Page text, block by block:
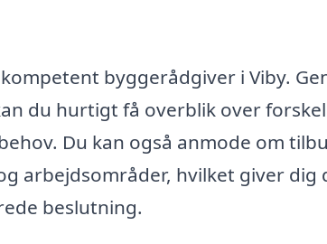
byggerådgiver i Viby.
du hurtigt få overblik over
Du kan også anmode om
arbejdsområder, hvilket giver
beslutning.